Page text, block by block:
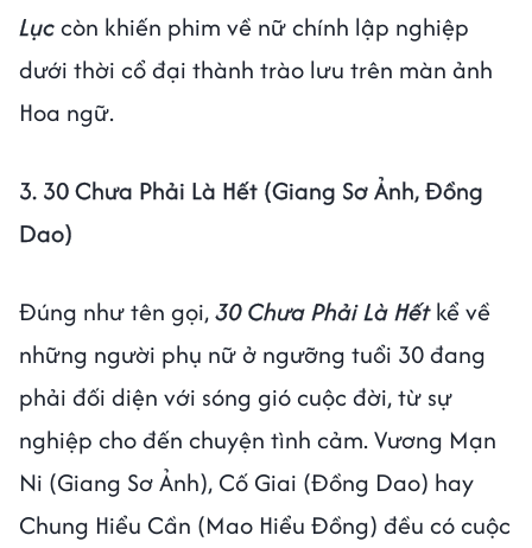
Lụccòn khiến phim về nữ chính lập nghiệp
dưới thời cổ đại thành trào lưu trên màn ảnh
Hoa ngữ.
3. 30 Chưa Phải Là Hết (Giang Sơ Ảnh, Đồng
Dao)
Đúng như tên gọi,30 Chưa Phải Là Hếtkể về
những người phụ nữ ở ngưỡng tuổi 30 đang
phải đối diện với sóng gió cuộc đời, từ sự
nghiệp cho đến chuyện tình cảm. Vương Mạn
Ni (Giang Sơ Ảnh), Cố Giai (Đồng Dao) hay
Chung Hiểu Cần (Mao Hiểu Đồng) đều có cuộc